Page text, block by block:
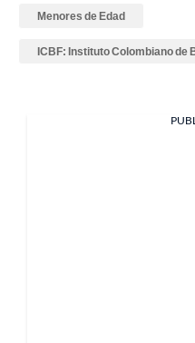
Menores de Edad
ICBF: Instituto Colombiano de